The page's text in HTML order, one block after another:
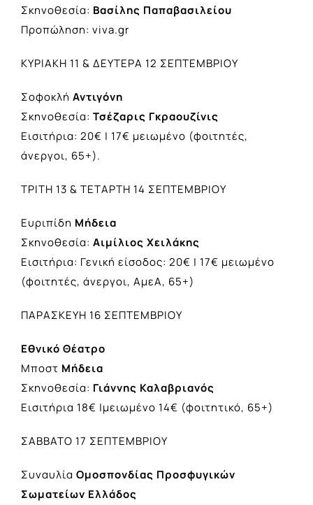
Σκηνοθεσία: Βασίλης Παπαβασιλείου
Προπώληση: viva.gr
ΚΥΡΙΑΚΗ 11 & ΔΕΥΤΕΡΑ 12 ΣΕΠΤΕΜΒΡΙΟΥ
Σοφοκλή Αντιγόνη
Σκηνοθεσία: Τσέζαρις Γκραουζίνις
Εισιτήρια: 20€ | 17€ μειωμένο (φοιτητές,
άνεργοι, 65+).
ΤΡΙΤΗ 13 & ΤΕΤΑΡΤΗ 14 ΣΕΠΤΕΜΒΡΙΟΥ
Ευριπίδη Μήδεια
Σκηνοθεσία: Αιμίλιος Χειλάκης
Εισιτήρια: Γενική είσοδος: 20€ | 17€ μειωμένο
(φοιτητές, άνεργοι, ΑμεΑ, 65+)
ΠΑΡΑΣΚΕΥΗ 16 ΣΕΠΤΕΜΒΡΙΟΥ
Εθνικό Θέατρο
Μποστ Μήδεια
Σκηνοθεσία: Γιάννης Καλαβριανός
Εισιτήρια 18€ |μειωμένο 14€ (φοιτητικό, 65+)
ΣΑΒΒΑΤΟ 17 ΣΕΠΤΕΜΒΡΙΟΥ
Συναυλία Ομοσπονδίας Προσφυγικών
Σωματείων Ελλάδος